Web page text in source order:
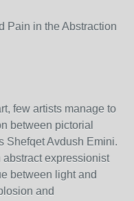
Pain in the Abstraction
few artists manage to
between pictorial
Shefqet Avdush Emini.
expressionist
between light and
and